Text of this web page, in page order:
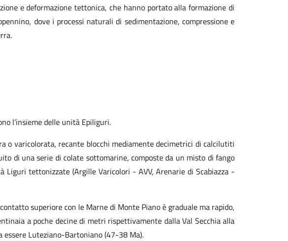
e deformazione tettonica, che hanno portato alla formazione di
dove i processi naturali di sedimentazione, compressione e
l’insieme delle unità Epiliguri.
o varicolorata, recante blocchi mediamente decimetrici di calcilutiti
di una serie di colate sottomarine, composte da un misto di fango
tettonizzate (Argille Varicolori - AVV, Arenarie di Scabiazza -
superiore con le Marne di Monte Piano è graduale ma rapido,
a poche decine di metri rispettivamente dalla Val Secchia alla
essere Luteziano-Bartoniano (47-38 Ma).